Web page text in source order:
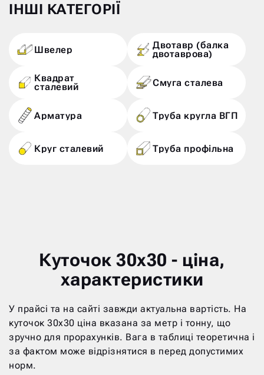
ІНШІ КАТЕГОРІЇ
Швелер Двотавр (балка
двотаврова)
Квадрат
сталевий Смуга сталева
Арматура Труба кругла ВГП
Круг сталевий Труба профільна
Куточок 30х30 - ціна,
характеристики
У прайсі та на сайті завжди актуальна вартість. На
куточок 30х30 ціна вказана за метр і тонну, що
зручно для прорахунків. Вага в таблиці теоретична і
за фактом може відрізнятися в перед допустимих
норм.